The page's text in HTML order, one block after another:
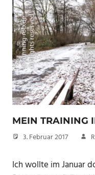
MEIN TRAINING
3. Februar 2017
Ich wollte im Januar